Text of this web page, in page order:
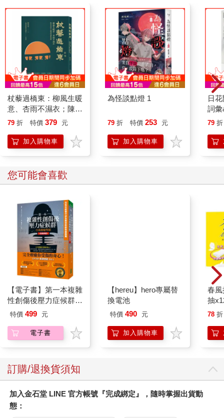
有的頭痛部位在頭頂，這是肝經循行的路線，可以按揉肝經的易
堵塞穴位來調理。
有的頭痛部位在前額，這是胃經的路線，所以疏通胃經會有效。
有的頭痛部位在頭後方，這是膀胱經路線，可能是感冒前兆，可
以按揉膀胱經易堵塞穴位。
熟悉經絡的循行路線，不僅可以讓我們疏通經絡上的易堵塞穴位
來調理疾病，更重要的是，在平時自我體檢，及時發現隱患。
《素問 · 四氣調神大論》裡說：「是故聖人不治已病治未病，不
治已亂治未亂，此之謂也。夫病已成而後藥之，亂已成而後治
之，譬猶渴而穿井，鬥而鑄錐，不亦晚乎？」這段話真是太深刻
了，口渴才掘井，臨戰才鑄造武器，確實為時已晚。國家大亂後
再來平定，縱然能恢復安定，也已經元氣大傷，治病也是如此，
應該在疾病尚未發作之前就著手預防。
審微恙的意義，正是把發現身體隱憂的主動權交回自己手中，透
過親自觀察與身體對話，做到防患未然。
我平時主要透過「蝴蝶袖」來判斷心臟供血情況，直到有次為一
位42歲的朋友把脈，發現他的左寸心脈有些弱，我馬上用右手拉
住他的手，左手捏揉其左上臂心經，卻沒有鬆弛的感覺。再按少
海穴，他也沒有任何感覺。於是我告訴他：「你心臟有供血不足
的跡象了。」沒想到他很驚訝，因為前幾天一位老中醫也這麼跟
他說。他問：「為什麼中醫都說他心臟供血不足呢？可是他並沒
有心臟不適的感覺呀？」我回答：「脈象、經絡等訊號都提示心
臟有問題，難道你非要等問題嚴重了再處理嗎？那時治療還來得
及嗎？」他連連稱是。於是我給他捏揉心經十分鐘、按揉少海穴
十分鐘，漸漸地，少海穴出現了酸痛感，看來輕微的刺激就會幫
現代人很多其實體感麻木，對異常反應遲鈍。就像吃了不潔食
物，有的人立刻腹瀉，有的人卻沒有反應，哪類人身體好呢？當
它，這說明身體很敏銳。所以常稱自己「鐵胃」、「好久沒感
冒」的人不見得真的是身體好！
◎少海穴是能夠更早判斷心臟供血狀況的穴位。位在肘橫紋內端
與肱骨內上髁連線的中點。正常情況下，用拇指按揉會有微微的
酸麻痛感，而且覺得舒服。如果這裡按起來沒感覺，即使上臂還
杖藜過橋東：柳風生暖
意、杏雨不濕衣；陳亮
恭談以心轉境的適齡漫
79 折 特價 379 元
加入購物車
為怪談點燈 1
79 折 特價 253 元
加入購物車
日
詞
79 折
您可能會喜歡
【電子書】第一本複雜
性創傷後壓力症候群自
我療癒聖經（長銷典
特價 499 元
電子書
特價 490 元
加入購物車
春風
抽
78 折
訂購/退換貨須知
加入金石堂 LINE 官方帳號『完成綁定』，隨時掌握出貨動
態：